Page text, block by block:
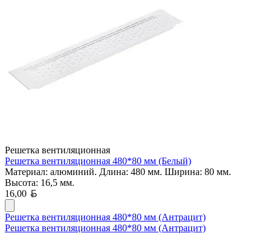
Решетка вентиляционная
Решетка вентиляционная 480*80 мм (Белый)
Материал: алюминий. Длина: 480 мм. Ширина: 80 мм.
Высота: 16,5 мм.
16,00
Решетка вентиляционная 480*80 мм (Антрацит)
Решетка вентиляционная 480*80 мм (Антрацит)